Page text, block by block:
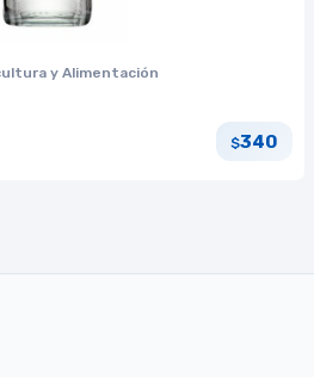
y Alimentación
$340